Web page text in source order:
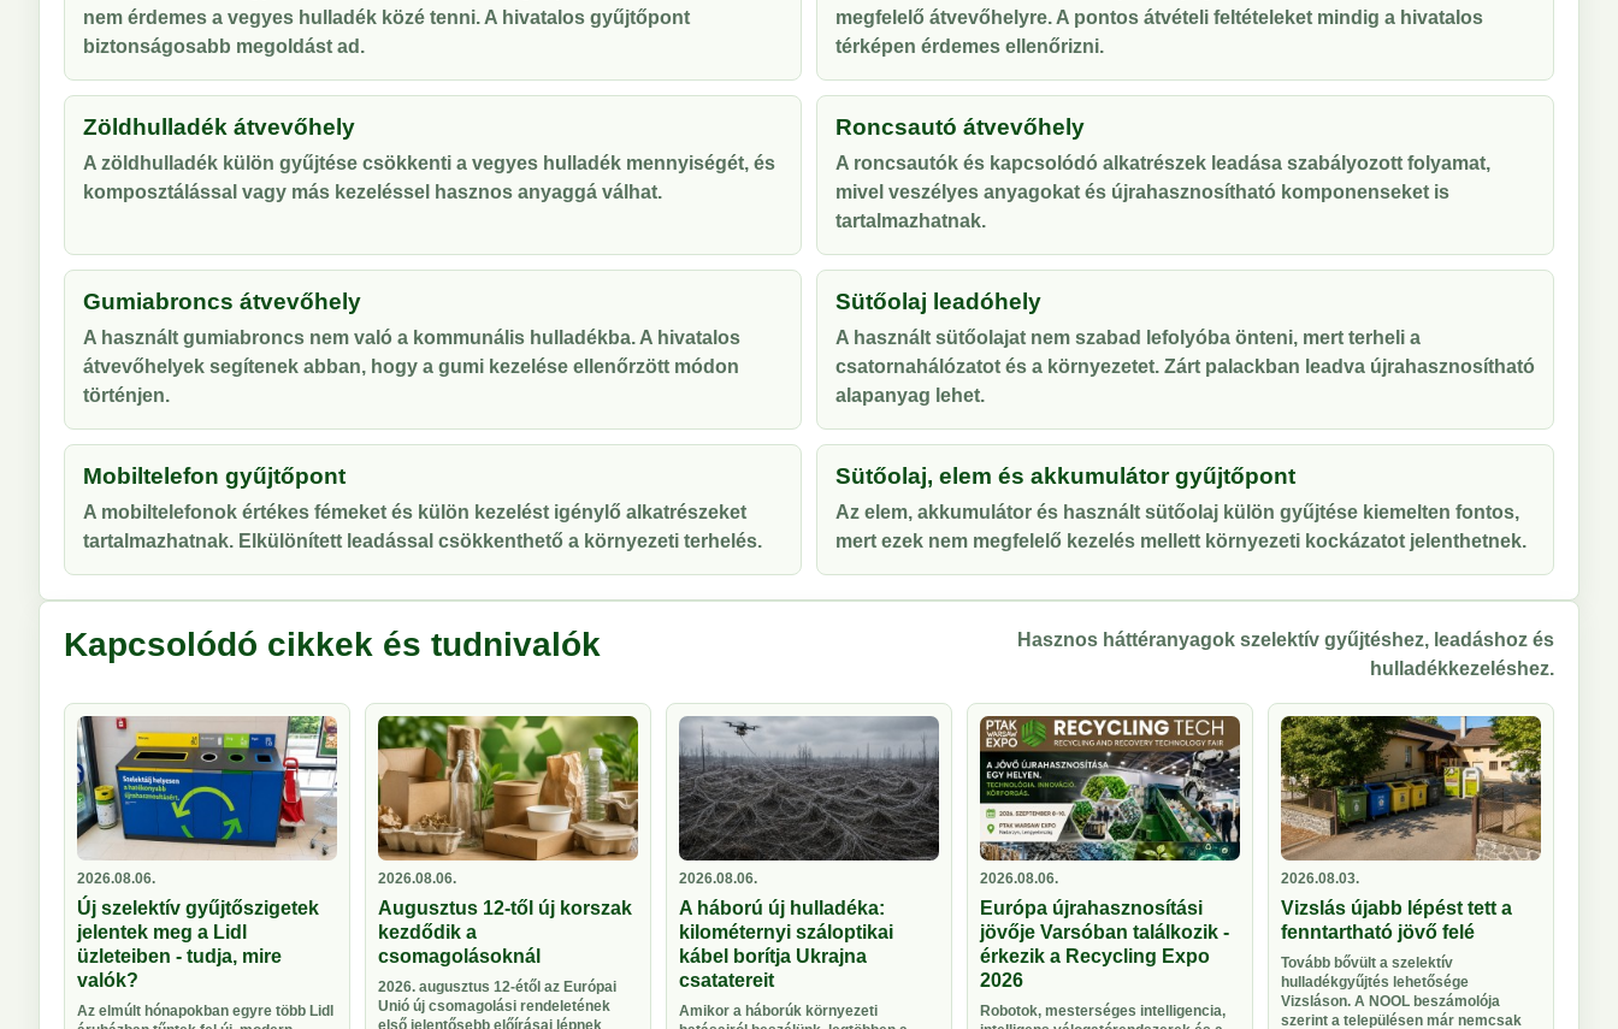
nem érdemes a vegyes hulladék közé tenni. A hivatalos gyűjtőpont
biztonságosabb megoldást ad.
megfelelő átvevőhelyre. A pontos átvételi feltételeket mindig a hivatalos
térképen érdemes ellenőrizni.
Zöldhulladék átvevőhely
A zöldhulladék külön gyűjtése csökkenti a vegyes hulladék mennyiségét, és
komposztálással vagy más kezeléssel hasznos anyaggá válhat.
Roncsautó átvevőhely
A roncsautók és kapcsolódó alkatrészek leadása szabályozott folyamat,
mivel veszélyes anyagokat és újrahasznosítható komponenseket is
tartalmazhatnak.
Gumiabroncs átvevőhely
A használt gumiabroncs nem való a kommunális hulladékba. A hivatalos
átvevőhelyek segítenek abban, hogy a gumi kezelése ellenőrzött módon
történjen.
Sütőolaj leadóhely
A használt sütőolajat nem szabad lefolyóba önteni, mert terheli a
csatornahálózatot és a környezetet. Zárt palackban leadva újrahasznosítható
alapanyag lehet.
Mobiltelefon gyűjtőpont
A mobiltelefonok értékes fémeket és külön kezelést igénylő alkatrészeket
tartalmazhatnak. Elkülönített leadással csökkenthető a környezeti terhelés.
Sütőolaj, elem és akkumulátor gyűjtőpont
Az elem, akkumulátor és használt sütőolaj külön gyűjtése kiemelten fontos,
mert ezek nem megfelelő kezelés mellett környezeti kockázatot jelenthetnek.
Kapcsolódó cikkek és tudnivalók
Hasznos háttéranyagok szelektív gyűjtéshez, leadáshoz és
hulladékkezeléshez.
2026.08.06.
Új szelektív gyűjtőszigetek
jelentek meg a Lidl
üzleteiben - tudja, mire
valók?
Az elmúlt hónapokban egyre több Lidl
2026.08.06.
Augusztus 12-től új korszak
kezdődik a
csomagolásoknál
2026. augusztus 12-étől az Európai
Unió új csomagolási rendeletének
első jelentősebb előírásai lépnek
2026.08.06.
A háború új hulladéka:
kilométernyi száloptikai
kábel borítja Ukrajna
csatatereit
Amikor a háborúk környezeti
2026.08.06.
Európa újrahasznosítási
jövője Varsóban találkozik -
érkezik a Recycling Expo
2026
Robotok, mesterséges intelligencia,
2026.08.03.
Vizslás újabb lépést tett a
fenntartható jövő felé
Tovább bővült a szelektív
hulladékgyűjtés lehetősége
Vizsláson. A NOOL beszámolója
szerint a településen már nemcsak